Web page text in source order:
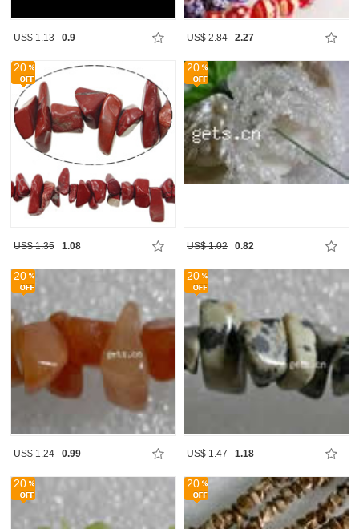
US$ 1.13 0.9 US$ 2.84 2.27
20
US$ 1.35 1.08
20
US$ 1.02 0.82
20
US$ 1.24 0.99
20
US$ 1.47 1.18
20 20